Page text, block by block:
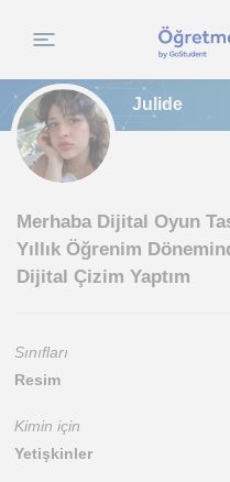
Julide
Merhaba Dijital Oyun
Yıllık Öğrenim
Dijital Çizim Yaptım
Sınıfları
Resim
Kimin için
Yetişkinler